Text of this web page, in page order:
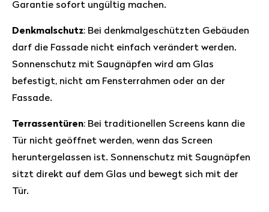
Garantie sofort ungültig machen.
Denkmalschutz: Bei denkmalgeschützten Gebäuden
darf die Fassade nicht einfach verändert werden.
Sonnenschutz mit Saugnäpfen wird am Glas
befestigt, nicht am Fensterrahmen oder an der
Fassade.
Terrassentüren: Bei traditionellen Screens kann die
Tür nicht geöffnet werden, wenn das Screen
heruntergelassen ist. Sonnenschutz mit Saugnäpfen
sitzt direkt auf dem Glas und bewegt sich mit der
Tür.